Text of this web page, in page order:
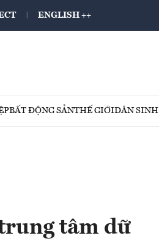
ENGLISH ++
BẤT ĐỘNG SẢNTHẾ GIỚIDÂN SINH
tâm dữ